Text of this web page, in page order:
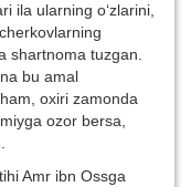
ila ularning o‘zlarini,
shartnoma tuzgan.
bu amal
oxiri zamonda
ozor bersa,
Amr ibn Ossga